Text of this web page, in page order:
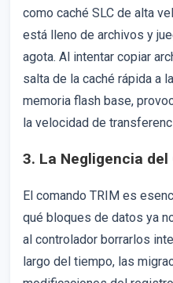
como caché SLC de alta
está lleno de archivos y
agota. Al intentar copiar
salta de la caché rápida a
memoria flash base,
la velocidad de
3. La Negligencia del
El comando TRIM es
qué bloques de datos ya
al controlador borrarlos
largo del tiempo, las